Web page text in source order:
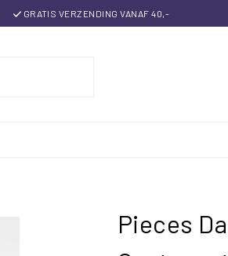
GRATIS VERZENDING VANAF 40,-
Pieces